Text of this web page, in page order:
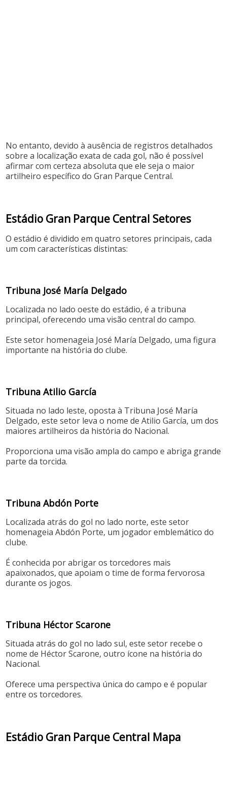
No entanto, devido à ausência de registros detalhados
sobre a localização exata de cada gol, não é possível
afirmar com certeza absoluta que ele seja o maior
artilheiro específico do Gran Parque Central.
Estádio Gran Parque Central Setores
O estádio é dividido em quatro setores principais, cada
um com características distintas:
Tribuna José María Delgado
Localizada no lado oeste do estádio, é a tribuna
principal, oferecendo uma visão central do campo.
Este setor homenageia José María Delgado, uma figura
importante na história do clube.
Tribuna Atilio García
Situada no lado leste, oposta à Tribuna José María
Delgado, este setor leva o nome de Atilio García, um dos
maiores artilheiros da história do Nacional.
Proporciona uma visão ampla do campo e abriga grande
parte da torcida.
Tribuna Abdón Porte
Localizada atrás do gol no lado norte, este setor
homenageia Abdón Porte, um jogador emblemático do
clube.
É conhecida por abrigar os torcedores mais
apaixonados, que apoiam o time de forma fervorosa
durante os jogos.
Tribuna Héctor Scarone
Situada atrás do gol no lado sul, este setor recebe o
nome de Héctor Scarone, outro ícone na história do
Nacional.
Oferece uma perspectiva única do campo e é popular
entre os torcedores.
Estádio Gran Parque Central Mapa